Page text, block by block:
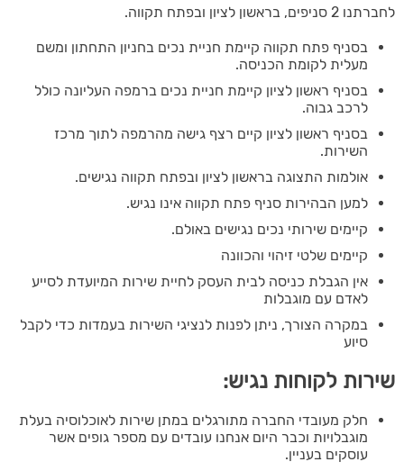
לחברתנו 2 סניפים, בראשון לציון ובפתח תקווה.
בסניף פתח תקווה קיימת חניית נכים בחניון התחתון ומשם
מעלית לקומת הכניסה.
בסניף ראשון לציון קיימת חניית נכים ברמפה העליונה כולל
לרכב גבוה.
בסניף ראשון לציון קיים רצף גישה מהרמפה לתוך מרכז
השירות.
אולמות התצוגה בראשון לציון ובפתח תקווה נגישים.
למען הבהירות סניף פתח תקווה אינו נגיש.
​קיימים שירותי נכים נגישים באולם.
קיימים שלטי זיהוי והכוונה
אין הגבלת כניסה לבית העסק לחיית שירות המיועדת לסייע
לאדם עם מוגבלות
במקרה הצורך, ניתן לפנות לנציגי השירות בעמדות כדי לקבל
סיוע
שירות לקוחות נגיש:
חלק מעובדי החברה מתורגלים במתן שירות לאוכלוסיה בעלת
מוגבלויות וכבר היום אנחנו עובדים עם מספר גופים אשר
עוסקים בעניין.